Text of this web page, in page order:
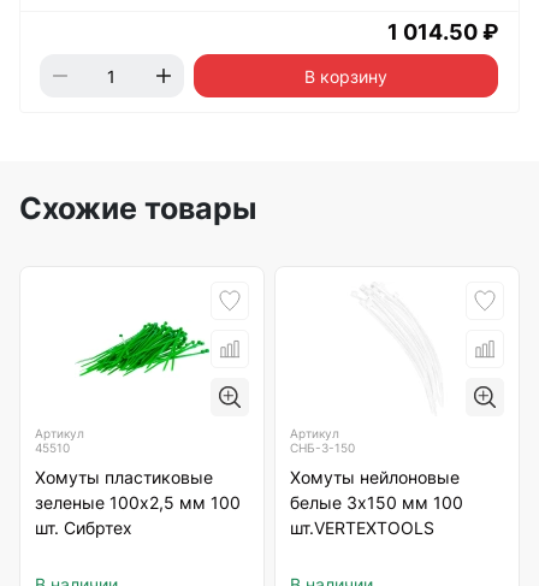
1 014.50 ₽
В корзину
Схожие товары
Артикул
45510
Хомуты пластиковые
зеленые 100х2,5 мм 100
шт. Сибртех
Артикул
СНБ-3-150
Хомуты нейлоновые
белые 3х150 мм 100
шт.VERTEXTOOLS